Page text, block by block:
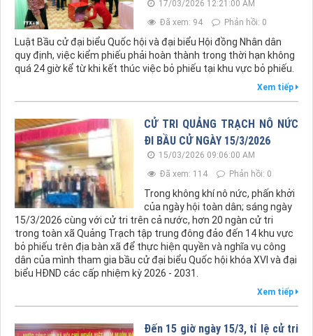
17/03/2026 12:21:00 AM
Đã xem: 94
Phản hồi: 0
Luật Bầu cử đại biểu Quốc hội và đại biểu Hội đồng Nhân dân
quy định, việc kiểm phiếu phải hoàn thành trong thời hạn không
quá 24 giờ kể từ khi kết thúc việc bỏ phiếu tại khu vực bỏ phiếu.
Xem tiếp
CỬ TRI QUẢNG TRẠCH NÔ NỨC
ĐI BẦU CỬ NGÀY 15/3/2026
15/03/2026 09:06:00 AM
Đã xem: 114
Phản hồi: 0
Trong không khí nô nức, phấn khởi
của ngày hội toàn dân; sáng ngày
15/3/2026 cùng với cử tri trên cả nước, hơn 20 ngàn cử tri
trong toàn xã Quảng Trạch tập trung đông đảo đến 14 khu vực
bỏ phiếu trên địa bàn xã để thực hiện quyền và nghĩa vụ công
dân của mình tham gia bầu cử đại biểu Quốc hội khóa XVI và đại
biểu HĐND các cấp nhiệm kỳ 2026 - 2031.
Xem tiếp
Đến 15 giờ ngày 15/3, tỉ lệ cử tri